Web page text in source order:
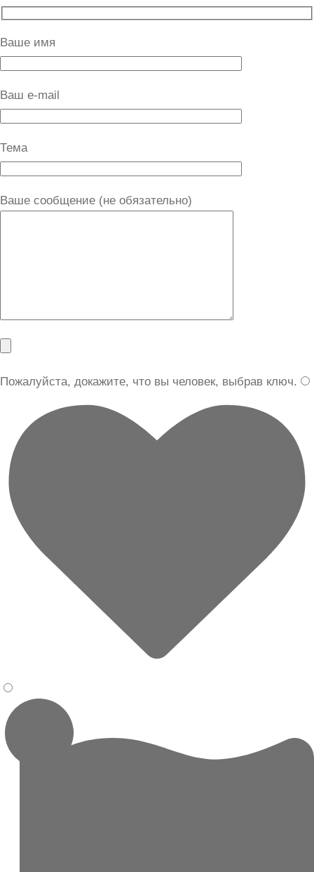
Ваше имя
Ваш e-mail
Тема
Ваше сообщение (не обязательно)
Пожалуйста, докажите, что вы человек, выбрав ключ.